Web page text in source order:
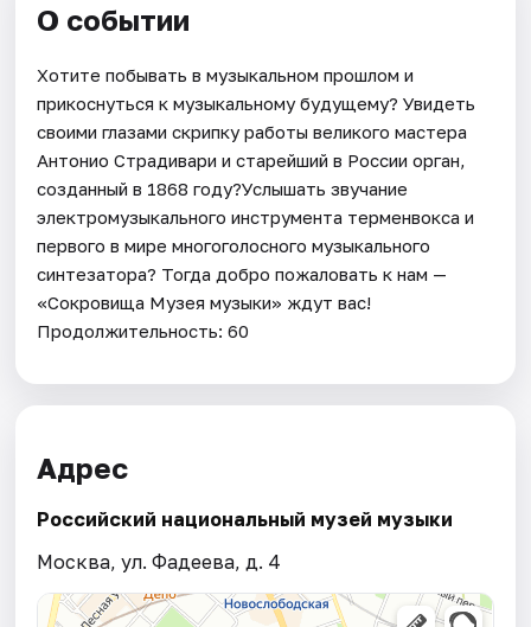
О событии
Хотите побывать в музыкальном прошлом и
прикоснуться к музыкальному будущему? Увидеть
своими глазами скрипку работы великого мастера
Антонио Страдивари и старейший в России орган,
созданный в 1868 году?Услышать звучание
электромузыкального инструмента терменвокса и
первого в мире многоголосного музыкального
синтезатора? Тогда добро пожаловать к нам —
«Сокровища Музея музыки» ждут вас!
Продолжительность: 60
Адрес
Российский национальный музей музыки
Москва, ул. Фадеева, д. 4